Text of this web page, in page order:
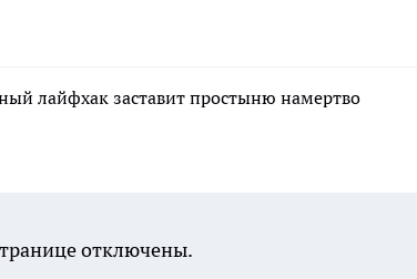
лайфхак заставит простыню намертво
отключены.